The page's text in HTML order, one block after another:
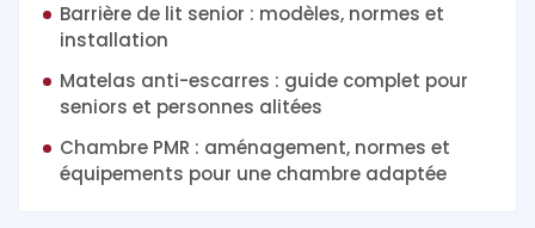
Barrière de lit senior : modèles, normes et
installation
Matelas anti-escarres : guide complet pour
seniors et personnes alitées
Chambre PMR : aménagement, normes et
équipements pour une chambre adaptée